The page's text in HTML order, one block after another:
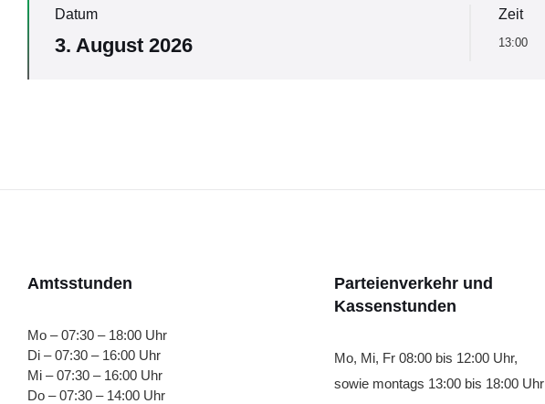
Datum
3. August 2026
Zeit
13:00
Amtsstunden
Mo – 07:30 – 18:00 Uhr
Di – 07:30 – 16:00 Uhr
Mi – 07:30 – 16:00 Uhr
Do – 07:30 – 14:00 Uhr
Parteienverkehr und
Kassenstunden
Mo, Mi, Fr 08:00 bis 12:00 Uhr,
sowie montags 13:00 bis 18:00 Uhr